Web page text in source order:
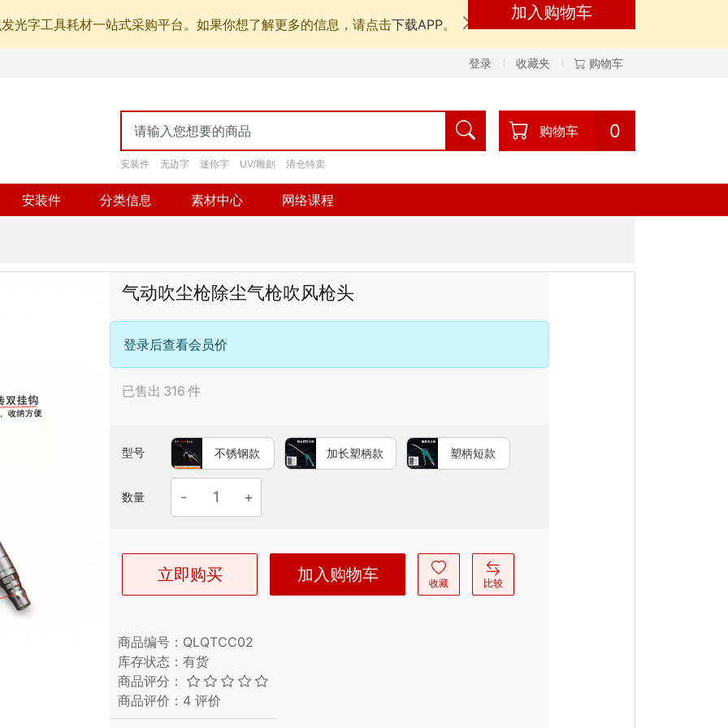
光字工具耗材一站式采购平台。如果你想了解更多的信息，请点击下载APP。
登录 收藏夹 购物车
安装件 无边字 迷你字 UV/雕刻 清仓特卖
购物车 0
安装件 分类信息 素材中心 网络课程
气动吹尘枪除尘气枪吹风枪头
登录后查看会员价
已售出 316 件
型号 不锈钢款 加长塑柄款 塑柄短款
数量
立即购买 加入购物车 收藏 比较
商品编号： QLQTCC02
库存状态： 有货
商品评分：
商品评价： 4 评价
加入购物车